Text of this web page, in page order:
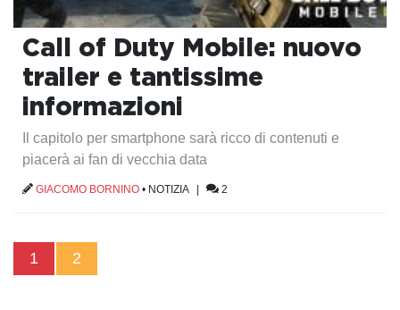
Call of Duty Mobile: nuovo
trailer e tantissime
informazioni
Il capitolo per smartphone sarà ricco di contenuti e
piacerà ai fan di vecchia data
GIACOMO BORNINO • NOTIZIA| 2
1 2